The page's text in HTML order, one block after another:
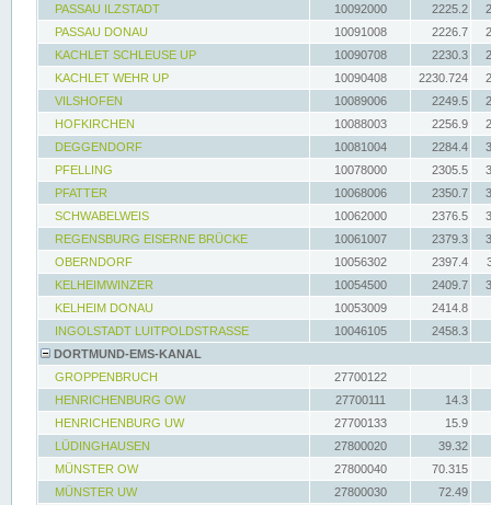
PASSAU ILZSTADT
10092000 2225.2
PASSAU DONAU
10091008 2226.7
KACHLET SCHLEUSE UP
10090708 2230.3
KACHLET WEHR UP
10090408 2230.724
VILSHOFEN
10089006 2249.5
HOFKIRCHEN
10088003 2256.9
DEGGENDORF
10081004 2284.4
PFELLING
10078000 2305.5
PFATTER
10068006 2350.7
SCHWABELWEIS
10062000 2376.5
REGENSBURG EISERNE BRÜCKE
10061007 2379.3
OBERNDORF
10056302 2397.4
KELHEIMWINZER
10054500 2409.7
KELHEIM DONAU
10053009
2414.8
INGOLSTADT LUITPOLDSTRASSE
10046105
2458.3
DORTMUND-EMS-KANAL
GROPPENBRUCH
27700122
HENRICHENBURG OW
27700111
14.3
HENRICHENBURG UW
27700133
15.9
LÜDINGHAUSEN
27800020
39.32
MÜNSTER OW
27800040
70.315
MÜNSTER UW
27800030
72.49